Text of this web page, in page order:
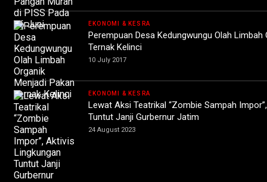
EKONOMI & KESRA
Perempuan Desa Kedungwungu Olah Limbah
Ternak Kelinci
10 July 2017
EKONOMI & KESRA
Lewat Aksi Teatrikal “Zombie Sampah
Tuntut Janji Gurbernur Jatim
24 August 2023